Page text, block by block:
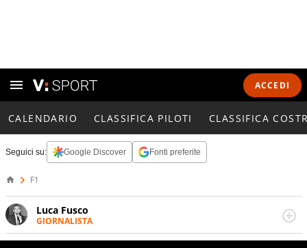
ACCEDI
CALENDARIO CLASSIFICA PILOTI CLASSIFICA
Seguici su: Google Discover Fonti preferite
F1
Luca Fusco
GIORNALISTA
Giornalista multimediale. Quando si accendono i motori,